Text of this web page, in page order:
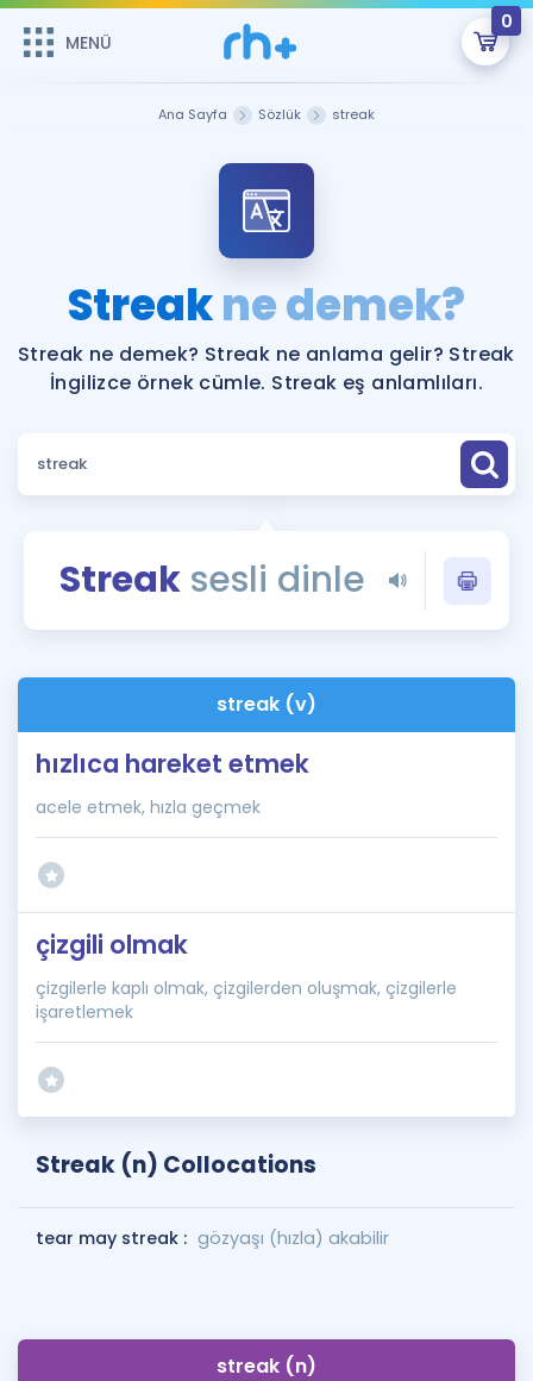
MENÜ
0
ÜYE DEĞİLİM
Sepetin Şu An Boş.
Remzi Hoca ile seni sınava hazırlayacak onlarca eğitim seni
bekliyor!
MENÜ
Faydalı Araçlar
Sözlük
Blog
İngilizce Gramer
Ana Sayfa Sözlük streak
Streakne demek?
Streak ne demek? Streak ne anlama gelir? Streak
İngilizce örnek cümle. Streak eş anlamlıları.
Streaksesli dinle
streak (v)
hızlıca hareket etmek
acele etmek, hızla geçmek
çizgili olmak
çizgilerle kaplı olmak, çizgilerden oluşmak, çizgilerle
işaretlemek
Streak (n) Collocations
tear may streak : gözyaşı (hızla) akabilir
streak (n)